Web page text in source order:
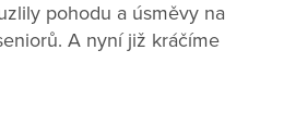
pohodu a úsměvy na
A nyní již kráčíme